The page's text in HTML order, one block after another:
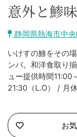
熱海市
沼津市
三島市
南伊豆町
西伊豆町
旅の計画
モデルコース
宿泊・予約
旅程作成
意外と鯵
静岡県熱海市中
いけすの鯵をその
ンバ。和洋食取り
ュー提供時間11:00
21:30（L.O） / 月
お